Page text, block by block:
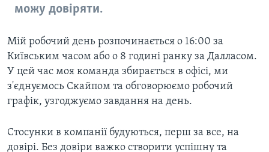
можу довіряти.
Мій робочий день розпочинається о 16:00 за
Київським часом або о 8 годині ранку за Далласом.
У цей час моя команда збирається в офісі, ми
з'єднуємось Скайпом та обговорюємо робочий
графік, узгоджуємо завдання на день.
Стосунки в компанії будуються, перш за все, на
довірі. Без довіри важко створити успішну та